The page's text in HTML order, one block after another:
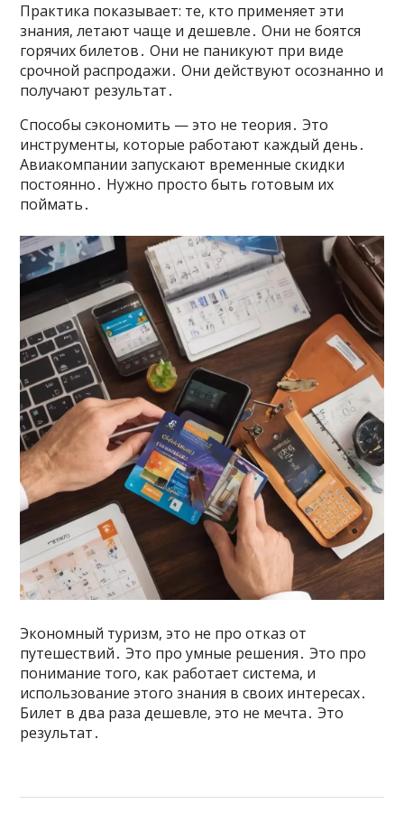
Практика показывает: те, кто применяет эти
знания, летают чаще и дешевле․ Они не боятся
горячих билетов․ Они не паникуют при виде
срочной распродажи․ Они действуют осознанно и
получают результат․
Способы сэкономить — это не теория․ Это
инструменты, которые работают каждый день․
Авиакомпании запускают временные скидки
постоянно․ Нужно просто быть готовым их
поймать․
Экономный туризм, это не про отказ от
путешествий․ Это про умные решения․ Это про
понимание того, как работает система, и
использование этого знания в своих интересах․
Билет в два раза дешевле, это не мечта․ Это
результат․